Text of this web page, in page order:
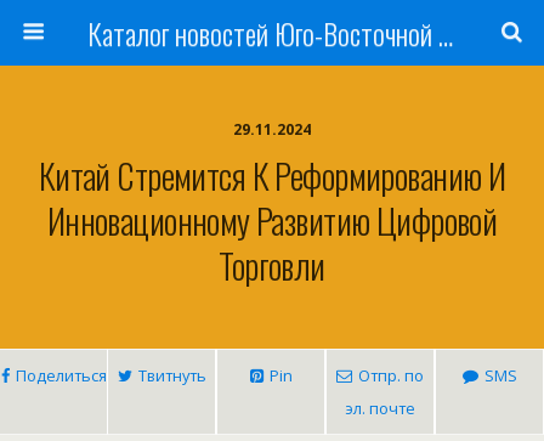
Каталог новостей Юго-Восточной Азии, Австралии и Океании
29.11.2024
Китай Стремится К Реформированию И
Инновационному Развитию Цифровой
Торговли
Поделиться Твитнуть Pin
Отпр. по
эл. почте
SMS